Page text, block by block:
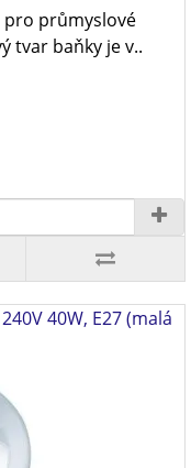
pro průmyslové
tvar baňky je v..
40W, E27 (malá